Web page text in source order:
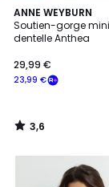
ANNE WEYBURN
Soutien-gorge
dentelle Anthea
23,99 €
29,99 €
3,6
/ 5
2
Couleurs
3,6
/